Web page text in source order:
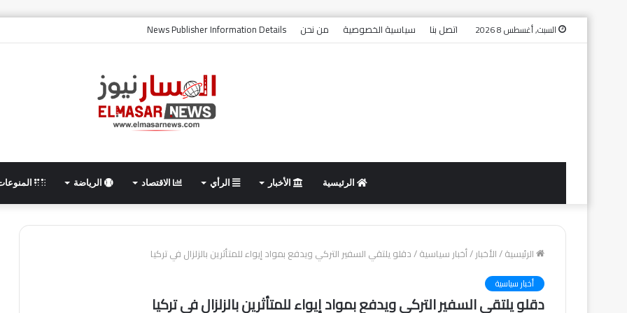
السبت, أغسطس 8 2026 اتصل بنا سياسية الخصوصية من نحن News Publisher Information Details
الرئيسية الأخبار الرأي الاقتصاد الرياضة
الرئيسية/الأخبار/أخبار سياسية/دقلو يلتقي السفير التركي ويدفع بمواد إيواء للمتأثرين بالزلزال في تركيا
أخبار سياسية
دقلو يلتقي السفير التركي ويدفع بمواد إيواء للمتأثرين بالزلزال في تركيا